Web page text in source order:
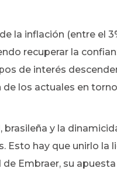
la inflación (entre el
recuperar la
de interés
los actuales en torno
y la
Esto hay que unirlo la
Embraer, su